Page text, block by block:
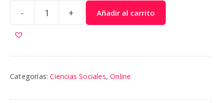
-
Ciencias
|
Cola
+ Añadir al carrito
Categorías:Ciencias Sociales,Online